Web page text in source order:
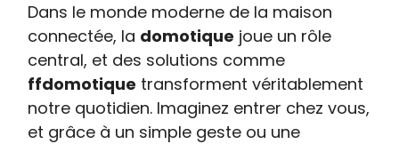
Dans le monde moderne de la maison
connectée, la domotique joue un rôle
central, et des solutions comme
ffdomotique transforment véritablement
notre quotidien. Imaginez entrer chez vous,
et grâce à un simple geste ou une